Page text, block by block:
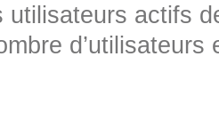
utilisateurs actifs